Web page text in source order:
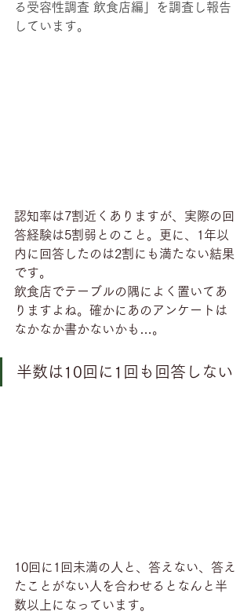
る受容性調査 飲食店編」を調査し報告
しています。
認知率は7割近くありますが、実際の回
答経験は5割弱とのこと。更に、1年以
内に回答したのは2割にも満たない結果
です。
飲食店でテーブルの隅によく置いてあ
りますよね。確かにあのアンケートは
なかなか書かないかも…。
半数は10回に1回も回答しない
10回に1回未満の人と、答えない、答え
たことがない人を合わせるとなんと半
数以上になっています。